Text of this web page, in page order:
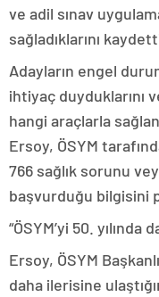
ve adil sınav
sağladıklarını
Adayların engel
ihtiyaç duyduklarını
hangi araçlarla
Ersoy, ÖSYM
766 sağlık sorunu
başvurduğu bilgisini
“ÖSYM’yi 50. yılında
Ersoy, ÖSYM
daha ilerisine